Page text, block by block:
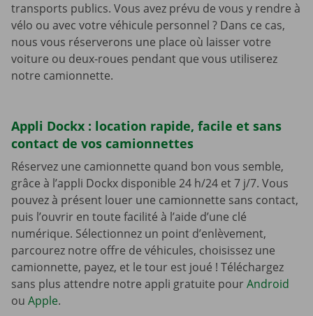
transports publics. Vous avez prévu de vous y rendre à
vélo ou avec votre véhicule personnel ? Dans ce cas,
nous vous réserverons une place où laisser votre
voiture ou deux-roues pendant que vous utiliserez
notre camionnette.
Appli Dockx : location rapide, facile et sans
contact de vos camionnettes
Réservez une camionnette quand bon vous semble,
grâce à l’appli Dockx disponible 24 h/24 et 7 j/7. Vous
pouvez à présent louer une camionnette sans contact,
puis l’ouvrir en toute facilité à l’aide d’une clé
numérique. Sélectionnez un point d’enlèvement,
parcourez notre offre de véhicules, choisissez une
camionnette, payez, et le tour est joué ! Téléchargez
sans plus attendre notre appli gratuite pourAndroid
ou Apple.